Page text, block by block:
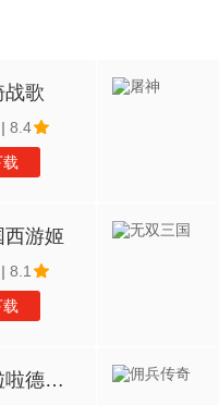
战歌
| 8.4
西游姬
| 8.1
啦啦啦德玛西亚